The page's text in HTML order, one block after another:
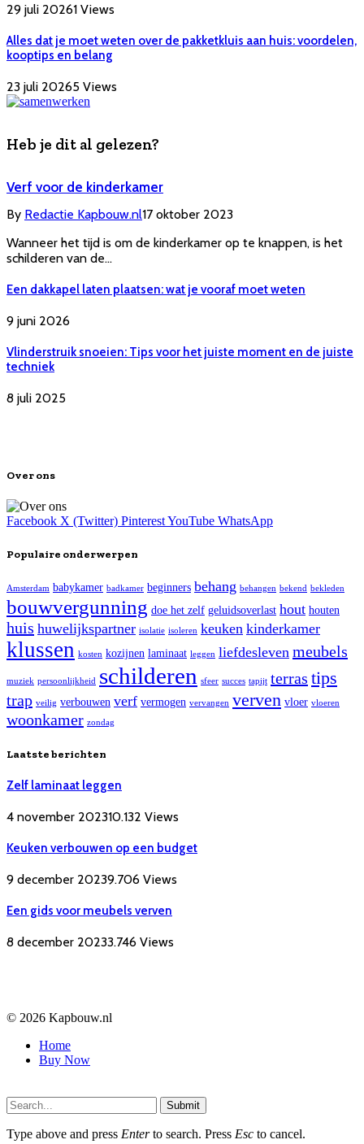
29 juli 20261 Views
Alles dat je moet weten over de pakketkluis aan huis: voordelen,
kooptips en belang
23 juli 20265 Views
Heb je dit al gelezen?
Verf voor de kinderkamer
By Redactie Kapbouw.nl17 oktober 2023
Wanneer het tijd is om de kinderkamer op te knappen, is het
schilderen van de…
Een dakkapel laten plaatsen: wat je vooraf moet weten
9 juni 2026
Vlinderstruik snoeien: Tips voor het juiste moment en de juiste
techniek
8 juli 2025
Over ons
Facebook X (Twitter) PinterestYouTube WhatsApp
Populaire onderwerpen
Amsterdam babykamer badkamer beginners behang behangen bekend bekleden
bouwvergunning doe het zelf geluidsoverlast hout houten
huis huwelijkspartner isolatie isoleren keuken kinderkamer
klussen kosten kozijnen laminaat leggen liefdesleven meubels
muziek persoonlijkheid schilderen sfeer succes tapijt terras tips
trap veilig verbouwen verf vermogen vervangen verven vloer vloeren
woonkamer zondag
Laatste berichten
Zelf laminaat leggen
4 november 202310.132 Views
Keuken verbouwen op een budget
9 december 20239.706 Views
Een gids voor meubels verven
8 december 20233.746 Views
© 2026 Kapbouw.nl
Home
Buy Now
Submit
Type above and press Enterto search. Press Esc to cancel.